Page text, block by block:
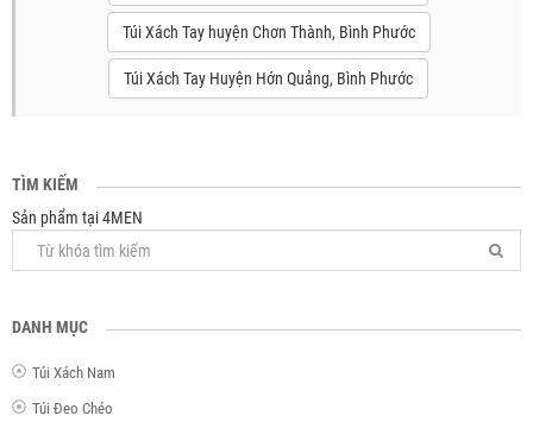
Túi Xách Tay huyện Chơn Thành, Bình Phước
Túi Xách Tay Huyện Hớn Quảng, Bình Phước
TÌM KIẾM
Sản phẩm tại 4MEN
DANH MỤC
Túi Xách Nam
Túi Đeo Chéo